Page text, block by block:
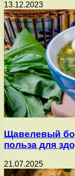
13.12.2023
Щавелевый
польза для
21.07.2025